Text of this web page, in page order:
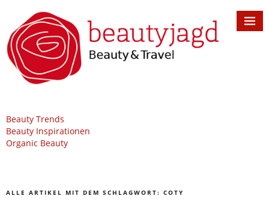
Beauty Trends
Beauty Inspirationen
Organic Beauty
ALLE ARTIKEL MIT DEM SCHLAGWORT: COTY